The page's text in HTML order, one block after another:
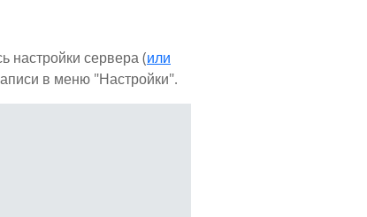
настройки сервера (или
в меню "Настройки".